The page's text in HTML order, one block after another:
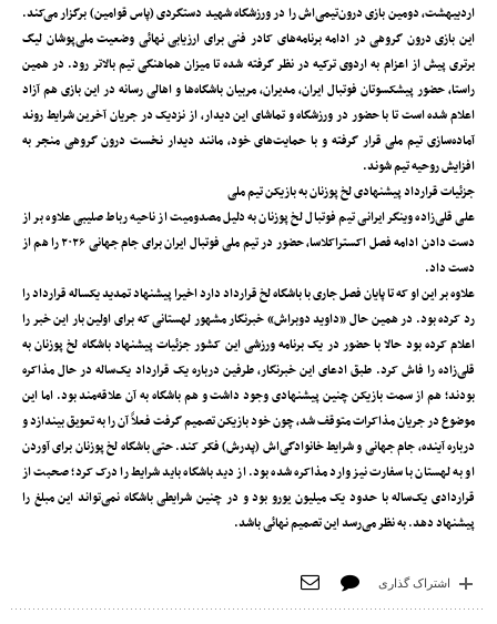
اردیبهشت، دومین بازی درون‌تیمی‌اش را در ورزشگاه شهید دستگردی (پاس قوامین) برگزار می‌کند.
این بازی درون گروهی در ادامه برنامه‌های کادر فنی برای ارزیابی نهائی وضعیت ملی‌پوشان لیگ
برتری پیش از اعزام به اردوی ترکیه در نظر گرفته شده تا میزان هماهنگی تیم بالاتر رود. در همین
راستا، حضور پیشکسوتان فوتبال ایران، مدیران، مربیان باشگاه‌ها و اهالی رسانه در این بازی هم آزاد
اعلام شده است تا با حضور در ورزشگاه و تماشای این دیدار، از نزدیک در جریان آخرین شرایط روند
آماده‌سازی تیم ملی قرار گرفته و با حمایت‌های خود، مانند دیدار نخست درون گروهی منجر به
افزایش روحیه تیم شوند.
جزئیات قرارداد پیشنهادی لخ پوزنان به بازیکن تیم ملی
علی قلی‌زاده وینگر ایرانی تیم فوتبال لخ پوزنان به دلیل مصدومیت از ناحیه رباط صلیبی علاوه ‌بر از
دست دادن ادامه فصل اکستراکلاسا، حضور در تیم ملی فوتبال ایران برای جام جهانی ۲۰۲۶ را هم از
دست داد.
علاوه ‌بر این او که تا پایان فصل جاری با باشگاه لخ قرارداد دارد اخیرا پیشنهاد تمدید یکساله قرارداد را
رد کرده بود. در همین حال «داوید دوبراش» خبرنگار مشهور لهستانی که برای اولین بار این خبر را
اعلام کرده بود حالا با حضور در یک برنامه ورزشی این کشور جزئیات پیشنهاد باشگاه لخ پوزنان به
قلی‌زاده را فاش کرد. طبق ادعای این خبرنگار، طرفین درباره یک قرارداد یک‌ساله در حال مذاکره
بودند؛ هم از سمت بازیکن چنین پیشنهادی وجود داشت و هم باشگاه به آن علاقه‌مند بود. اما این
موضوع در جریان مذاکرات متوقف شد، چون خود بازیکن تصمیم گرفت فعلاً آن را به تعویق بیندازد و
درباره آینده، جام جهانی و شرایط خانوادگی‌اش (پدرش) فکر کند. حتی باشگاه لخ پوزنان برای آوردن
او به لهستان با سفارت نیز وارد مذاکره شده بود. از دید باشگاه باید شرایط را درک کرد؛ صحبت از
قراردادی یک‌ساله با حدود یک میلیون یورو بود و در چنین شرایطی باشگاه نمی‌تواند این مبلغ را
پیشنهاد دهد. به نظر می‌رسد این تصمیم نهائی باشد.
اشتراک گذاری